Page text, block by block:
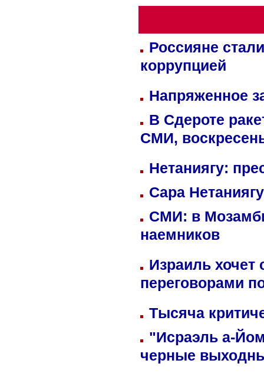
Россияне
коррупцией
Напряженное
В Сдероте
СМИ,
Нетаниягу:
Сара
СМИ: в
наемников
Израиль хочет
переговорами
Тысяча
"Исраэль а-
черные